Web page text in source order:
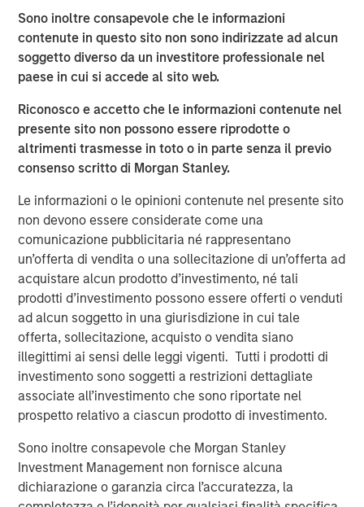
Sono inoltre consapevole che le informazioni
contenute in questo sito non sono indirizzate ad alcun
soggetto diverso da un investitore professionale nel
paese in cui si accede al sito web.
Riconosco e accetto che le informazioni contenute nel
presente sito non possono essere riprodotte o
altrimenti trasmesse in toto o in parte senza il previo
consenso scritto di Morgan Stanley.
Le informazioni o le opinioni contenute nel presente sito
non devono essere considerate come una
comunicazione pubblicitaria né rappresentano
un’offerta di vendita o una sollecitazione di un’offerta ad
acquistare alcun prodotto d’investimento, né tali
prodotti d’investimento possono essere offerti o venduti
ad alcun soggetto in una giurisdizione in cui tale
offerta, sollecitazione, acquisto o vendita siano
illegittimi ai sensi delle leggi vigenti. Tutti i prodotti di
investimento sono soggetti a restrizioni dettagliate
associate all’investimento che sono riportate nel
prospetto relativo a ciascun prodotto di investimento.
Sono inoltre consapevole che Morgan Stanley
Investment Management non fornisce alcuna
dichiarazione o garanzia circa l’accuratezza, la
on redefining the service experiences of our customer’s
employees. Samanage gives organizations the ability to
dramatically improve employee engagement and
productivity,” said Doron Gordon, Founder and CEO.
“Service Success translates to employee success, and
ultimately, business success — and that’s what
Samanage is all about. We are excited to partner with
Morgan Stanley Expansion Capital to accelerate our
vision.”
Samanage continues to build upon IT Service
Management (ITSM) best practices to create a platform
that is as usable as it is cutting-edge by incorporating the
latest technologies, ranging from automation to artificial
intelligence and machine learning. Their solutions have
won countless industry awards and are recognized as the
most reviewed, and highest rated ITSM solution across a
variety of customer review websites like Gartner Peer
Insights and G2 Crowd.
“Samanage has a clear vision for improving the
employee service experience for their customers by
leveraging the principles of ITSM in every department to
create smart and meaningful service experiences across
the organization,” said Pete Chung, Head of Morgan
Stanley Expansion Capital. “Employee service is a large